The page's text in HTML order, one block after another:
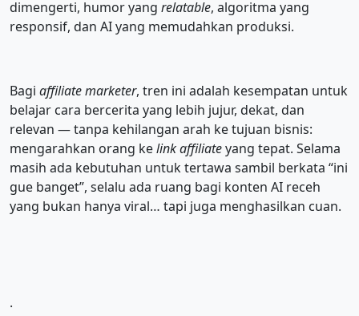
dimengerti, humor yang relatable, algoritma yang
responsif, dan AI yang memudahkan produksi.
Bagi affiliate marketer, tren ini adalah kesempatan untuk
belajar cara bercerita yang lebih jujur, dekat, dan
relevan — tanpa kehilangan arah ke tujuan bisnis:
mengarahkan orang kelink affiliateyang tepat. Selama
masih ada kebutuhan untuk tertawa sambil berkata “ini
gue banget”, selalu ada ruang bagi konten AI receh
yang bukan hanya viral… tapi juga menghasilkan cuan.
.